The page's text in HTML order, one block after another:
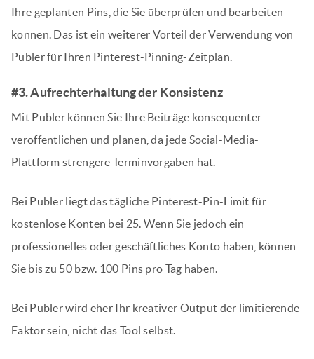
Ihre geplanten Pins, die Sie überprüfen und bearbeiten
können. Das ist ein weiterer Vorteil der Verwendung von
Publer für Ihren Pinterest-Pinning-Zeitplan.
#3. Aufrechterhaltung der Konsistenz
Mit Publer können Sie Ihre Beiträge konsequenter
veröffentlichen und planen, da jede Social-Media-
Plattform strengere Terminvorgaben hat.
Bei Publer liegt das tägliche Pinterest-Pin-Limit für
kostenlose Konten bei 25. Wenn Sie jedoch ein
professionelles oder geschäftliches Konto haben, können
Sie bis zu 50 bzw. 100 Pins pro Tag haben.
Bei Publer wird eher Ihr kreativer Output der limitierende
Faktor sein, nicht das Tool selbst.